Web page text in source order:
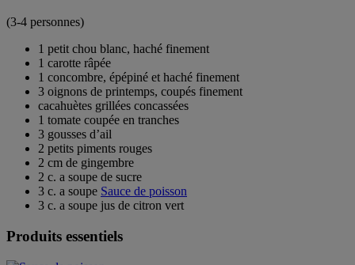
(3-4 personnes)
1 petit chou blanc, haché finement
1 carotte râpée
1 concombre, épépiné et haché finement
3 oignons de printemps, coupés finement
cacahuètes grillées concassées
1 tomate coupée en tranches
3 gousses d’ail
2 petits piments rouges
2 cm de gingembre
2 c. a soupe de sucre
3 c. a soupe Sauce de poisson
3 c. a soupe jus de citron vert
Produits essentiels